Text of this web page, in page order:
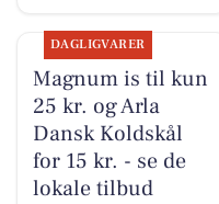
DAGLIGVARER
Magnum is til kun
25 kr. og Arla
Dansk Koldskål
for 15 kr. - se de
lokale tilbud